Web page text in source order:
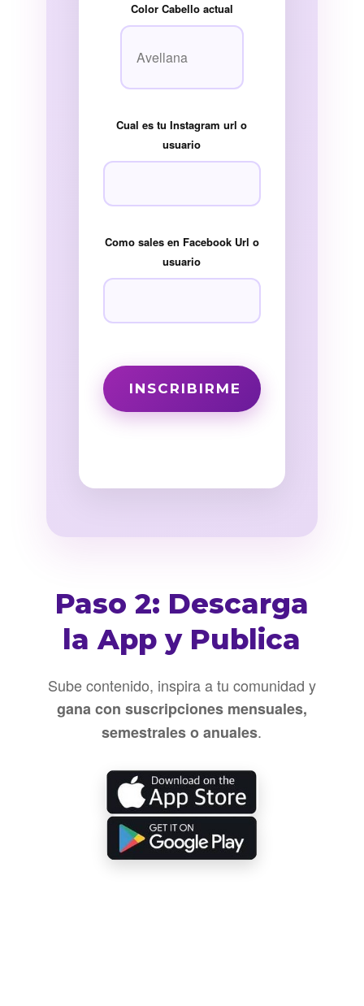
Color Cabello actual
Cual es tu Instagram url o
usuario
Como sales en Facebook Url o
usuario
Paso 2: Descarga
la App y Publica
Sube contenido, inspira a tu comunidad y
gana con suscripciones mensuales,
semestrales o anuales.